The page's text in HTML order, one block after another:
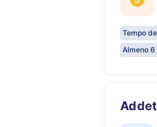
Tempo
Almeno 6